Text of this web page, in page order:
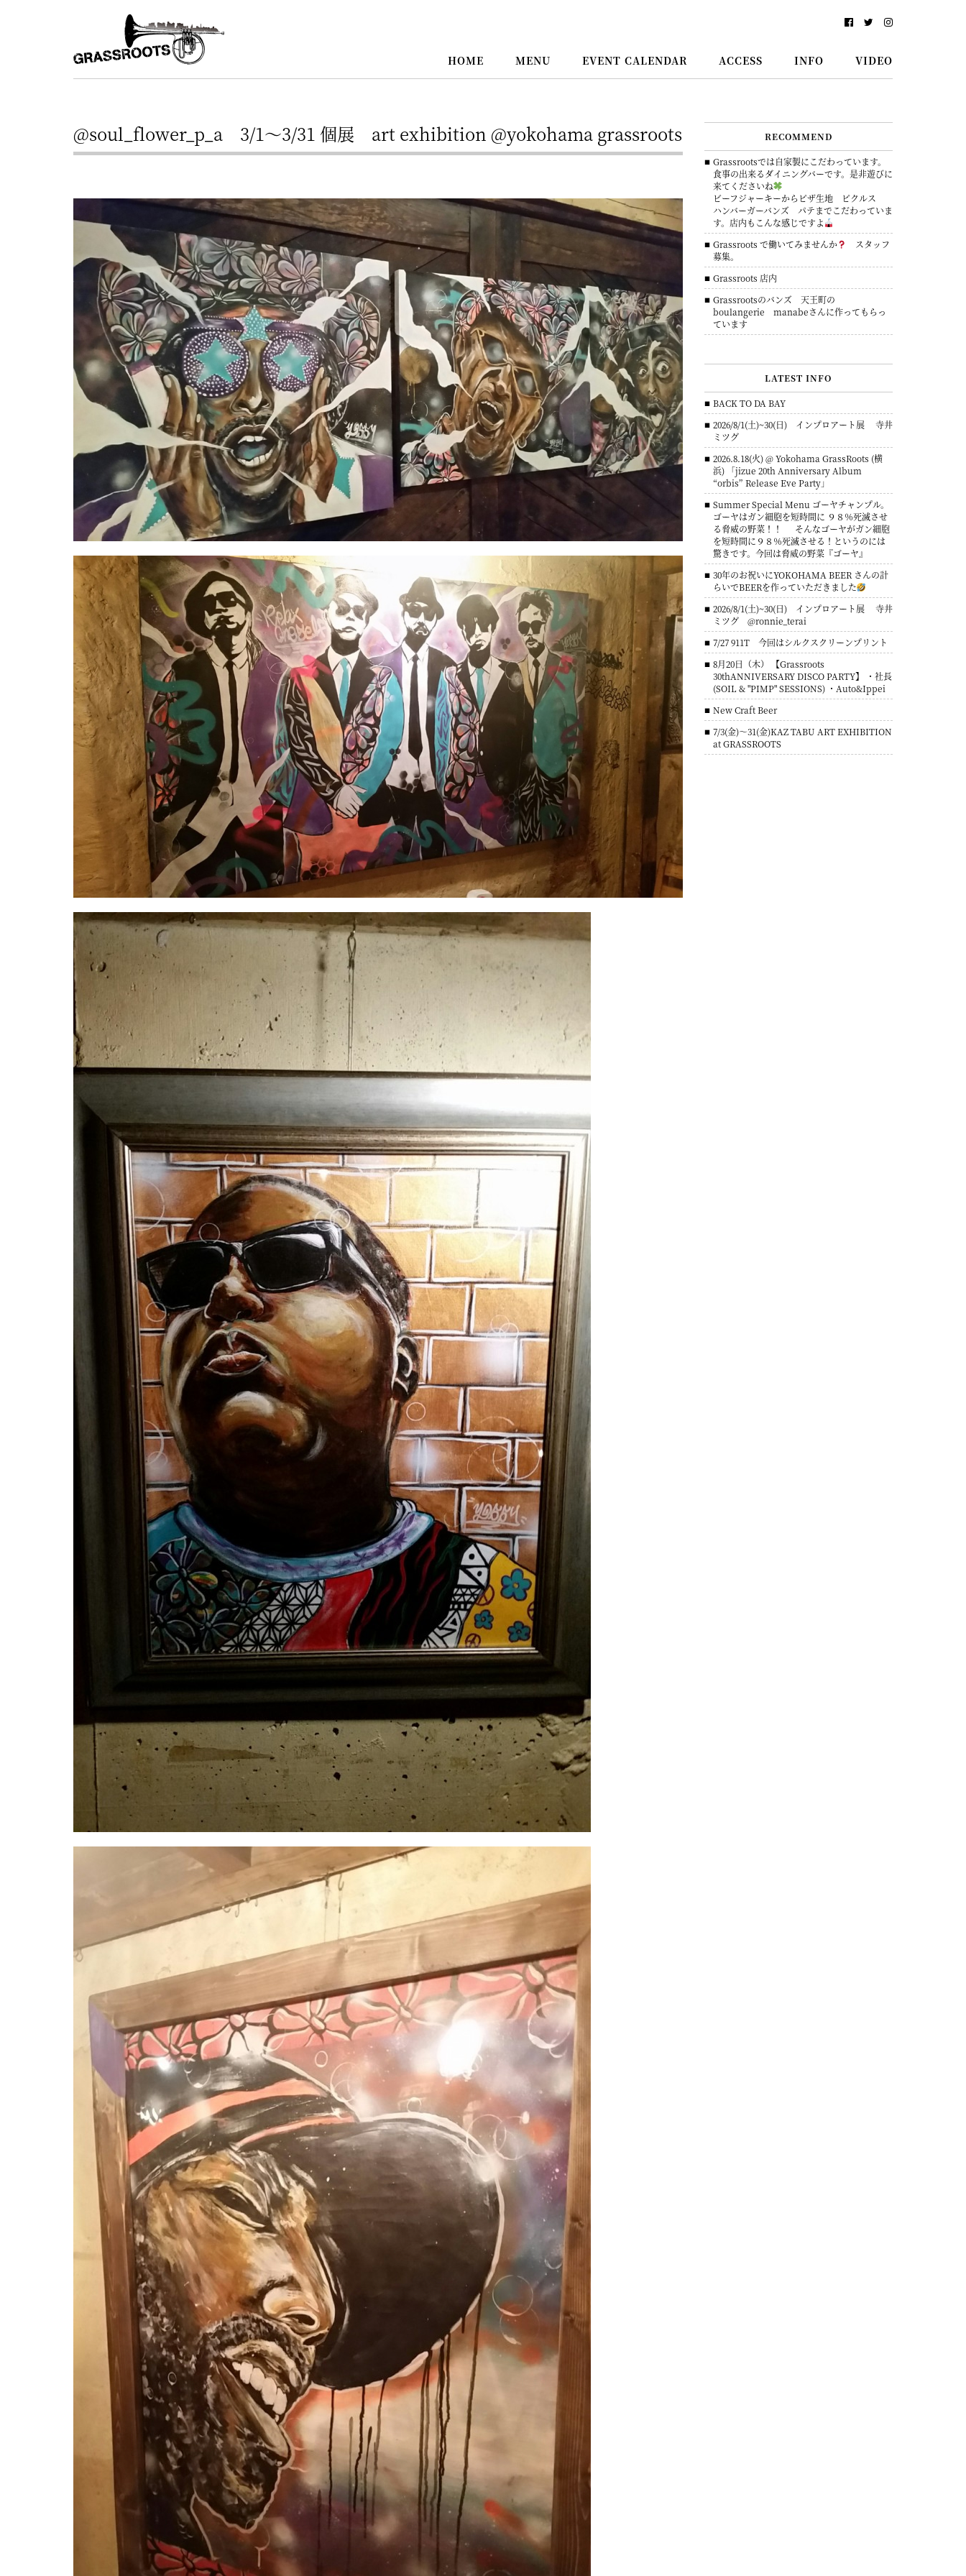
浜
グ
ス
ル
ツ
YOKOHAMA
Grassroots
–
駅
北
口
か
徒
歩
約
3
分・
鶴
屋
町
に
ダ
イ
ニ
ン
グ
バ
ー
HOME MENU EVENT CALENDAR ACCESS INFO VIDEO
@soul_flower_p_a 3/1～3/31 個展 art exhibition @yokohama grassroots RECOMMEND
Grassrootsでは自家製にこだわっています。
食事の出来るダイニングバーです。是非遊びに
来てくださいね
ビーフジャーキーからピザ生地 ピクルス
ハンバーガーバンズ パテまでこだわっていま
す。店内もこんな感じですよ
Grassroots で働いてみませんか
スタッフ
募集。
Grassroots 店内
Grassrootsのバンズ 天王町の
boulangerie manabeさんに作ってもらっ
ています
LATEST INFO
BACK TO DA BAY
2026/8/1(土)~30(日) インプロアート展 寺井
ミツグ
2026.8.18(火) @ Yokohama GrassRoots (横
浜) 「jizue 20th Anniversary Album
“orbis” Release Eve Party」
Summer Special Menu ゴーヤチャンプル。
ゴーヤはガン細胞を短時間に ９８％死滅させ
る脅威の野菜！！ そんなゴーヤがガン細胞
を短時間に９８％死滅させる！というのには
驚きです。今回は脅威の野菜『ゴーヤ』
30年のお祝いにYOKOHAMA BEER さんの計
らいでBEERを作っていただきました
2026/8/1(土)~30(日) インプロアート展 寺井
ミツグ @ronnie_terai
7/27 911T 今回はシルクスクリーンプリント
8月20日（木） 【Grassroots
30thANNIVERSARY DISCO PARTY】 ・社長
(SOIL & "PIMP" SESSIONS) ・Auto&Ippei
New Craft Beer
7/3(金)～31(金)KAZ TABU ART EXHIBITION
at GRASSROOTS